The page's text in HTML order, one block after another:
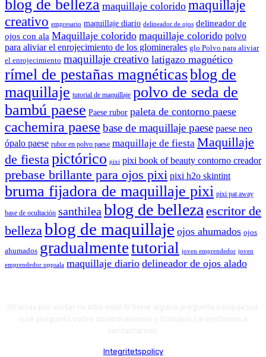
blog de belleza maquillaje colorido maquillaje
creativo empresario maquillaje diario delineador de ojos delineador de
ojos con ala Maquillaje colorido maquillaje colorido polvo
para aliviar el enrojecimiento de los glominerales glo Polvo para aliviar
el enrojecimiento maquillaje creativo latigazo magnético
rímel de pestañas magnéticasblog de
maquillaje tutorial de maquillaje polvo de seda de
bambú paese Paese rubor paleta de contorno paese
cachemira paese base de maquillaje paese paese neo
ópalo paese rubor en polvo paese maquillaje de fiesta Maquillaje
de fiestapictórico pixi pixi book of beauty contorno creador
prebase brillante para ojos pixi pixi h2o skintint
bruma fijadora de maquillaje pixi pixi pat away
base de ocultación santhileablog de bellezaescritor de
bellezablog de maquillaje ojos ahumados ojos
ahumados gradualmentetutorial joven emprendedor joven
emprendedor uppsala maquillaje diario delineador de ojos alado
Integritetspolicy